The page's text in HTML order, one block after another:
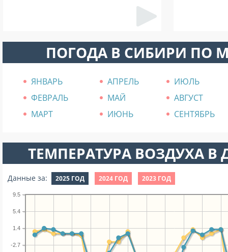
ПОГОДА В СИБИРИ ПО
ЯНВАРЬ АПРЕЛЬ
ИЮЛЬ
ФЕВРАЛЬ
МАЙ
АВГУСТ
МАРТ
ИЮНЬ СЕНТЯБРЬ
ТЕМПЕРАТУРА ВОЗДУХА В
Данные за: 2025 ГОД 2024 ГОД 2023 ГОД
-2.7
1.4
5.4
9.5